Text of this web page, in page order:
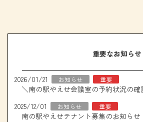
重要なお知らせ
2026/01/21 お知らせ 重要
2025/12/01
お知らせ 重要
南の駅やえせテナント募集のお知らせ